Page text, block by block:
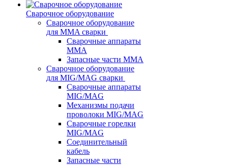
Сварочное оборудование
Сварочное оборудование
для MMA сварки
Сварочные аппараты
MMA
Запасные части MMA
Сварочное оборудование
для MIG/MAG сварки
Сварочные аппараты
MIG/MAG
Механизмы подачи
проволоки MIG/MAG
Сварочные горелки
MIG/MAG
Соединительный
кабель
Запасные части